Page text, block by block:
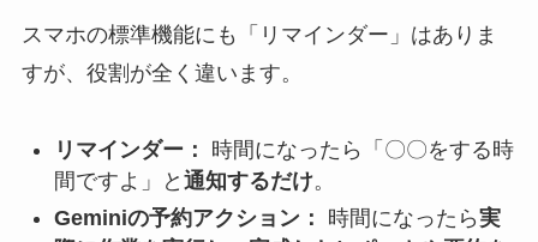
スマホの標準機能にも「リマインダー」はありま
すが、役割が全く違います。
リマインダー：
時間になったら「〇〇をする時
間ですよ」と 通知するだけ。
Geminiの予約アクション：
時間になったら実